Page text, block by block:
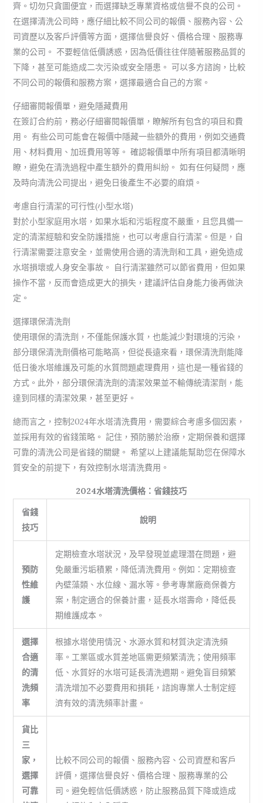
齊。切勿只貪圖便宜，而選擇缺乏專業資格或信譽不良的公司。
在選擇清洗公司時，應仔細比較不同公司的報價、服務內容、公
司資歷以及客戶評價等方面，選擇信譽良好、價格合理、服務專
業的公司。 不要輕信低價誘惑，因為低價往往伴隨著服務品質的
下降，甚至可能造成二次污染或安全隱患。 可以多方諮詢，比較
不同公司的報價和服務方案，選擇最適合自己的方案。
仔細審閱報價單，避免隱藏費用
在簽訂合約前，務必仔細審閱報價單，瞭解所有包含的項目和費
用。 有些公司可能會在報價中隱藏一些額外的費用，例如交通費
用、材料費用、加班費用等等。 確認報價單中所有項目都清晰明
瞭，避免在清洗過程中產生額外的費用糾紛。 如有任何疑問，應
及時向清洗公司提出，避免日後產生不必要的麻煩。
考慮自行清潔的可行性(小型水塔)
對於小型家庭用水塔，如果水垢和污垢程度不嚴重，且您具備一
定的清潔經驗和安全防護措施，也可以考慮自行清潔。但是，自
行清潔需要注意安全，並需使用合適的清洗劑和工具，避免造成
水塔損壞或人身安全事故。 自行清潔雖然可以節省費用，但如果
操作不當，反而會造成更大的損失，建議評估自身能力後再做決
定。
選擇環保清洗劑
使用環保的清洗劑，不僅能保護水質，也能減少對環境的污染，
部分環保清洗劑價格可能略高，但從長遠來看，環保清洗劑能降
低日後水塔維護及可能的水質問題處理費用，這也是一種省錢的
方式。此外，部分環保清洗劑的清潔效果並不輸傳統清潔劑，能
達到同樣的清潔效果，甚至更好。
總而言之，控制2024年水塔清洗費用，需要綜合考慮多個因素，
並採用有效的省錢策略。 記住，預防勝於治療，定期保養和選擇
可靠的清洗公司是省錢的關鍵。 希望以上建議能幫助您在保障水
質安全的前提下，有效控制水塔清洗費用。
2024水塔清洗價格：省錢技巧
省錢
技巧
說明
預防
性維
護
定期檢查水塔狀況，及早發現並處理潛在問題，避
免嚴重污垢積累，降低清洗費用。例如：定期檢查
內壁藻類、水位線、漏水等。參考專業廠商保養方
案，制定適合的保養計畫，延長水塔壽命，降低長
期維護成本。
選擇
合適
的清
洗頻
率
根據水塔使用情況、水源水質和材質決定清洗頻
率。工業區或水質差地區需更頻繁清洗；使用頻率
低、水質好的水塔可延長清洗週期。避免盲目頻繁
清洗增加不必要費用和損耗，諮詢專業人士制定經
濟有效的清洗頻率計畫。
貨比
三
家，
選擇
可靠
比較不同公司的報價、服務內容、公司資歷和客戶
評價，選擇信譽良好、價格合理、服務專業的公
司。避免輕信低價誘惑，防止服務品質下降或造成